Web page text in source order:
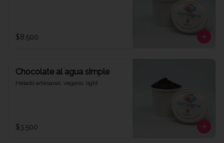
$8.500
Chocolate al agua simple
Helado artesanal, vegano, light
$3.500